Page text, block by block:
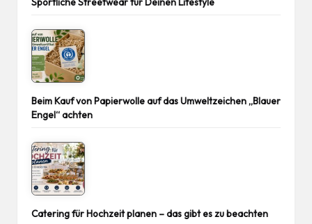
Beim Kauf von Papierwolle auf das Umweltzeichen „Blauer
Engel“ achten
Catering für Hochzeit planen – das gibt es zu beachten